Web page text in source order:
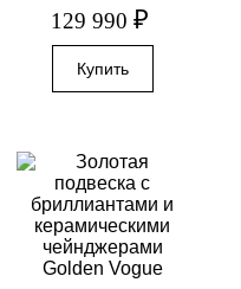
129 990 ₽